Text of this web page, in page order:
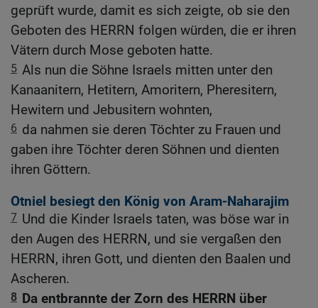
geprüft wurde, damit es sich zeigte, ob sie den
Geboten des HERRN folgen würden, die er ihren
Vätern durch Mose geboten hatte.
5 Als nun die Söhne Israels mitten unter den
Kanaanitern, Hetitern, Amoritern, Pheresitern,
Hewitern und Jebusitern wohnten,
6 da nahmen sie deren Töchter zu Frauen und
gaben ihre Töchter deren Söhnen und dienten
ihren Göttern.
Otniel besiegt den König von Aram-Naharajim
7 Und die Kinder Israels taten, was böse war in
den Augen des HERRN, und sie vergaßen den
HERRN, ihren Gott, und dienten den Baalen und
Ascheren.
8 Da entbrannte der Zorn des HERRN über